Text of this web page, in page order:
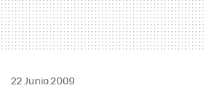
22 Junio 2009